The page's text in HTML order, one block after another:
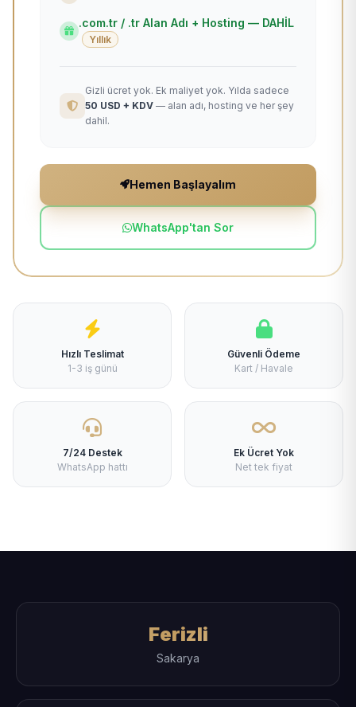
.com.tr / .tr Alan Adı + Hosting — DAHİL
Yıllık
Gizli ücret yok. Ek maliyet yok. Yılda sadece
50 USD + KDV — alan adı, hosting ve her şey
dahil.
Hemen Başlayalım
WhatsApp'tan Sor
Hızlı Teslimat
1-3 iş günü
Güvenli Ödeme
Kart / Havale
7/24 Destek
WhatsApp hattı
Ek Ücret Yok
Net tek fiyat
Ferizli
Sakarya